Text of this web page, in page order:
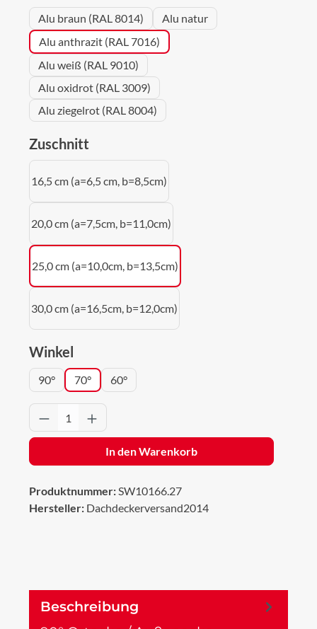
Alu braun (RAL 8014)
Alu natur
Alu anthrazit (RAL 7016)
Alu weiß (RAL 9010)
Alu oxidrot (RAL 3009)
Alu ziegelrot (RAL 8004)
Zuschnitt
16,5 cm (a=6,5 cm, b=8,5cm)
20,0 cm (a=7,5cm, b=11,0cm)
25,0 cm (a=10,0cm, b=13,5cm)
30,0 cm (a=16,5cm, b=12,0cm)
Winkel
90° 70° 60°
Produkt Anzahl: Gib den gewünschten
In den Warenkorb
Produktnummer:SW10166.27
Hersteller: Dachdeckerversand2014
Beschreibung